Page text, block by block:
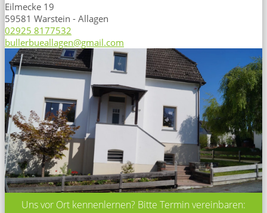
Eilmecke 19
59581 Warstein - Allagen
02925 8177532
bullerbueallagen@gmail.com
Uns vor Ort kennenlernen? Bitte Termin vereinbaren: